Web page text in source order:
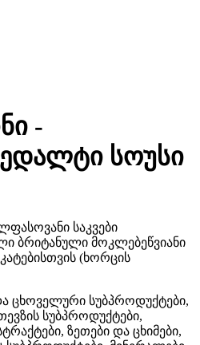
-
სოუსი
საკვები
ბრიტანული მოკლებეწვიანი
(ხორცის
ცხოველური სუბპროდუქტები,
სუბპროდუქტები,
ზეთები და ცხიმები,